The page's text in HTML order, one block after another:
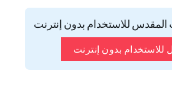
للاستخدام بدون إنترنت
للاستخدام بدون إنترنت